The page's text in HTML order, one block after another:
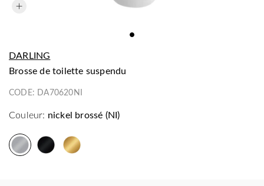
DARLING
brosse de toilette suspendu
CODE: DA70620NI
Couleur: nickel brossé (NI)